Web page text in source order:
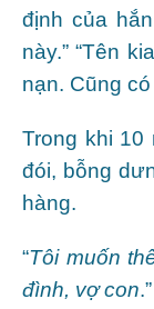
định của
này.” “Tên
nạn. Cũng
Trong khi
đói, bỗng
hàng.
“Tôi muốn
đình, vợ con.”